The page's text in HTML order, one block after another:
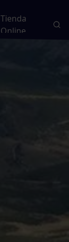
Tienda
Online